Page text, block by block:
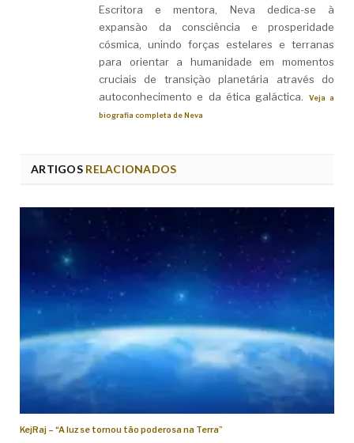
Escritora e mentora, Neva dedica-se à
expansão da consciência e prosperidade
cósmica, unindo forças estelares e terranas
para orientar a humanidade em momentos
cruciais de transição planetária através do
autoconhecimento e da ética galáctica.
Veja a
biografia completa de Neva
ARTIGOSRELACIONADOS
KejRaj – “A luz se tornou tão poderosa na Terra”